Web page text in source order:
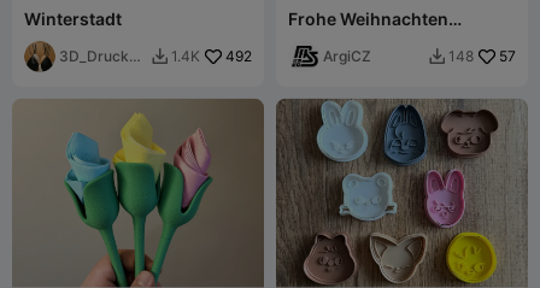
Winterstadt
3D_Druck_e
 1.4K 492
Frohe Weihnachten
ArgiCZ  148 57